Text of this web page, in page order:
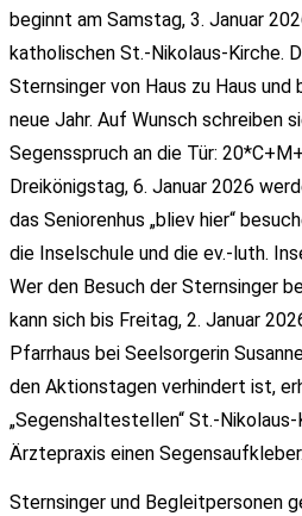
beginnt am Samstag, 3. Januar
katholischen St.-Nikolaus-Kirche.
Sternsinger von Haus zu Haus und
neue Jahr. Auf Wunsch schreiben
Segensspruch an die Tür:
Dreikönigstag, 6. Januar 2026
das Seniorenhus „bliev hier“
die Inselschule und die ev.-luth.
Wer den Besuch der Sternsinger
kann sich bis Freitag, 2. Januar
Pfarrhaus bei Seelsorgerin
den Aktionstagen verhindert ist,
„Segenshaltestellen“ St.-
Ärztepraxis einen Segensaufkleber.
Sternsinger und Begleitpersonen